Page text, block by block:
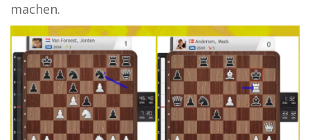
machen.